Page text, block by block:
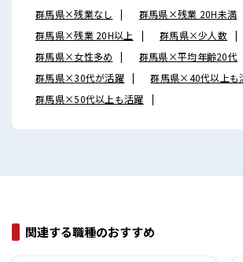
群馬県×残業なし
群馬県×残業 20H未満
群馬県×残業 20H以上
群馬県×少人数
群馬県×女性多め
群馬県×平均年齢20代
群馬県×30代が活躍
群馬県×40代以上も
群馬県×50代以上も活躍
関連する職種のおすすめ